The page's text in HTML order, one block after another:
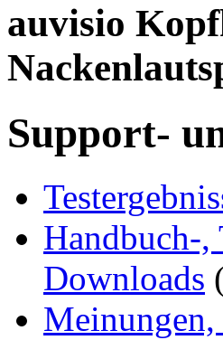
auvisio
Support-
Handbuch-
Downloads